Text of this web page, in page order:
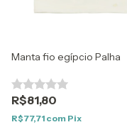
Manta fio egípcio Palha
R$81,80
R$77,71 com Pix